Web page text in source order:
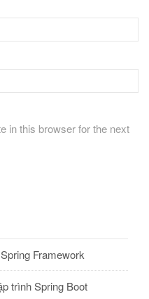
in this browser for the next
Framework
trình Spring Boot